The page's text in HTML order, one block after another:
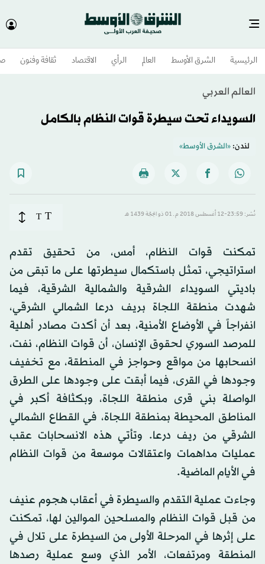
الرئيسية الشرق الأوسط​ العالم الرأي الاقتصاد ثقافة وفنون
العالم العربي
السويداء تحت سيطرة قوات النظام بالكامل
لندن:«الشرق الأوسط»
نُشر: 23:59-12 أغسطس 2018 م ـ 01 ذو الحِجّة 1439 هـ T
T
تمكنت قوات النظام، أمس، من تحقيق تقدم
استراتيجي، تمثل باستكمال سيطرتها على ما تبقى من
باديتي السويداء الشرقية والشمالية الشرقية، فيما
شهدت منطقة اللجاة بريف درعا الشمالي الشرقي،
انفراجاً في الأوضاع الأمنية، بعد أن أكدت مصادر أهلية
للمرصد السوري لحقوق الإنسان، أن قوات النظام، نفت،
انسحابها من مواقع وحواجز في المنطقة، مع تخفيف
وجودها في القرى، فيما أبقت على وجودها على الطرق
الواصلة بني قرى منطقة اللجاة، وبكثافة أكبر في
المناطق المحيطة بمنطقة اللجاة، في القطاع الشمالي
الشرقي من ريف درعا. وتأتي هذه الانسحابات عقب
عمليات مداهمات واعتقالات موسعة من قوات النظام
في الأيام الماضية.
وجاءت عملية التقدم والسيطرة في أعقاب هجوم عنيف
من قبل قوات النظام والمسلحين الموالين لها، تمكنت
على إثرها في المرحلة الأولى من السيطرة على تلال في
المنطقة ومرتفعات، الأمر الذي وسع عملية رصدها